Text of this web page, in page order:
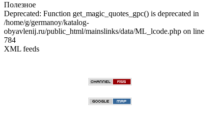
Полезное
Deprecated: Function get_magic_quotes_gpc() is deprecated in
/home/g/germanoy/katalog-
obyavlenij.ru/public_html/mainslinks/data/ML_lcode.php on line
784
XML feeds